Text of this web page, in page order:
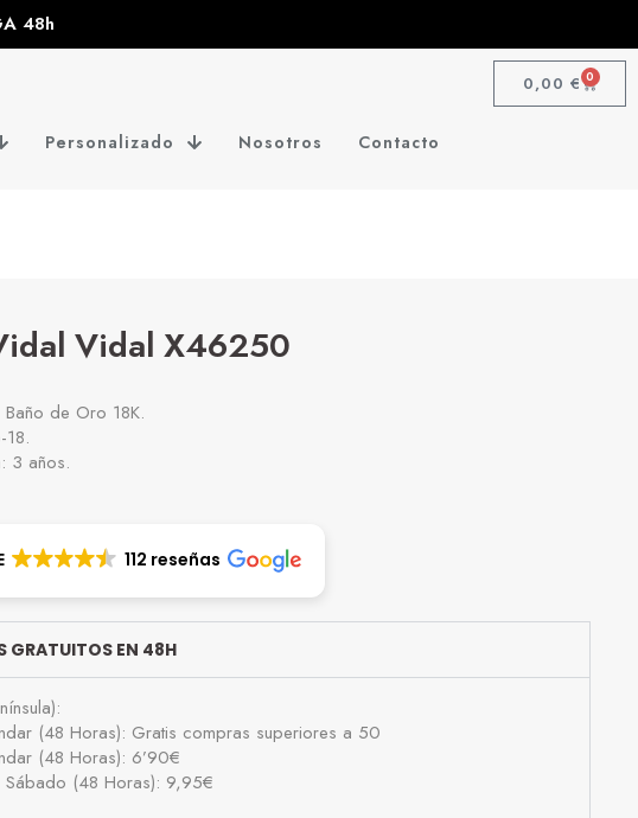
48h
0,00 € 0
Personalizado Nosotros Contacto
Vidal X46250
Baño de Oro 18K.
18.
3 años.
112 reseñas
GRATUITOS EN 48H
(48 Horas): Gratis compras superiores a 50
(48 Horas): 6’90€
Sábado (48 Horas): 9,95€